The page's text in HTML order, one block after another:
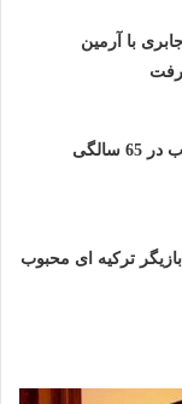
با آرمین
سالگی
ترکیه ای محبوب